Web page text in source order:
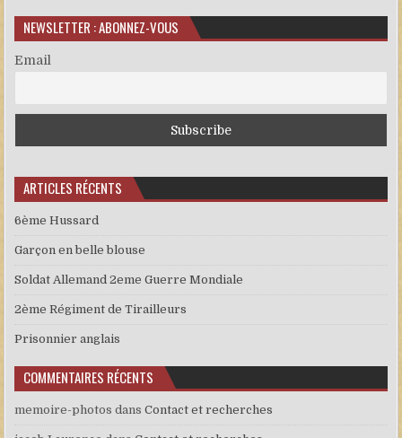
NEWSLETTER : ABONNEZ-VOUS
Email
ARTICLES RÉCENTS
6ème Hussard
Garçon en belle blouse
Soldat Allemand 2eme Guerre Mondiale
2ème Régiment de Tirailleurs
Prisonnier anglais
COMMENTAIRES RÉCENTS
memoire-photos dansContact et recherches